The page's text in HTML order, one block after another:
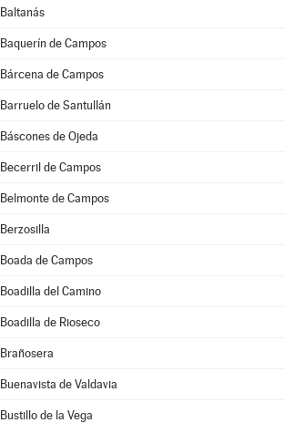
Baltanás
Baquerín de Campos
Bárcena de Campos
Barruelo de Santullán
Báscones de Ojeda
Becerril de Campos
Belmonte de Campos
Berzosilla
Boada de Campos
Boadilla del Camino
Boadilla de Rioseco
Brañosera
Buenavista de Valdavia
Bustillo de la Vega